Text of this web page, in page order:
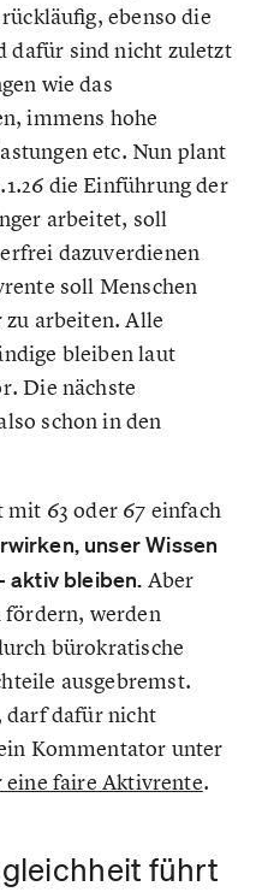
ebenso die
dafür sind nicht zuletzt
wie das
immens hohe
etc. Nun plant
die Einführung der
arbeitet, soll
dazuverdienen
soll Menschen
arbeiten. Alle
bleiben laut
Die nächste
schon in den
63 oder 67 einfach
unser Wissen
aktiv bleiben. Aber
werden
bürokratische
ausgebremst.
darf dafür nicht
Kommentator unter
faire Aktivrente.
führt